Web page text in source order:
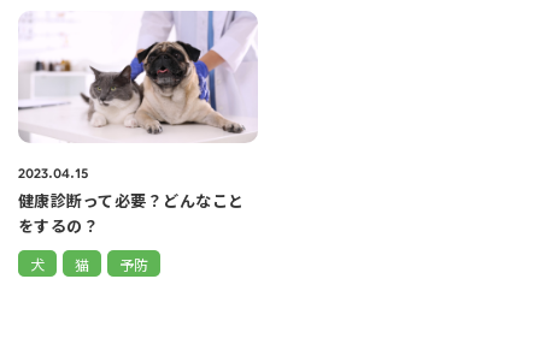
2023.04.15
健康診断って必要？どんなこと
をするの？
犬 猫 予防